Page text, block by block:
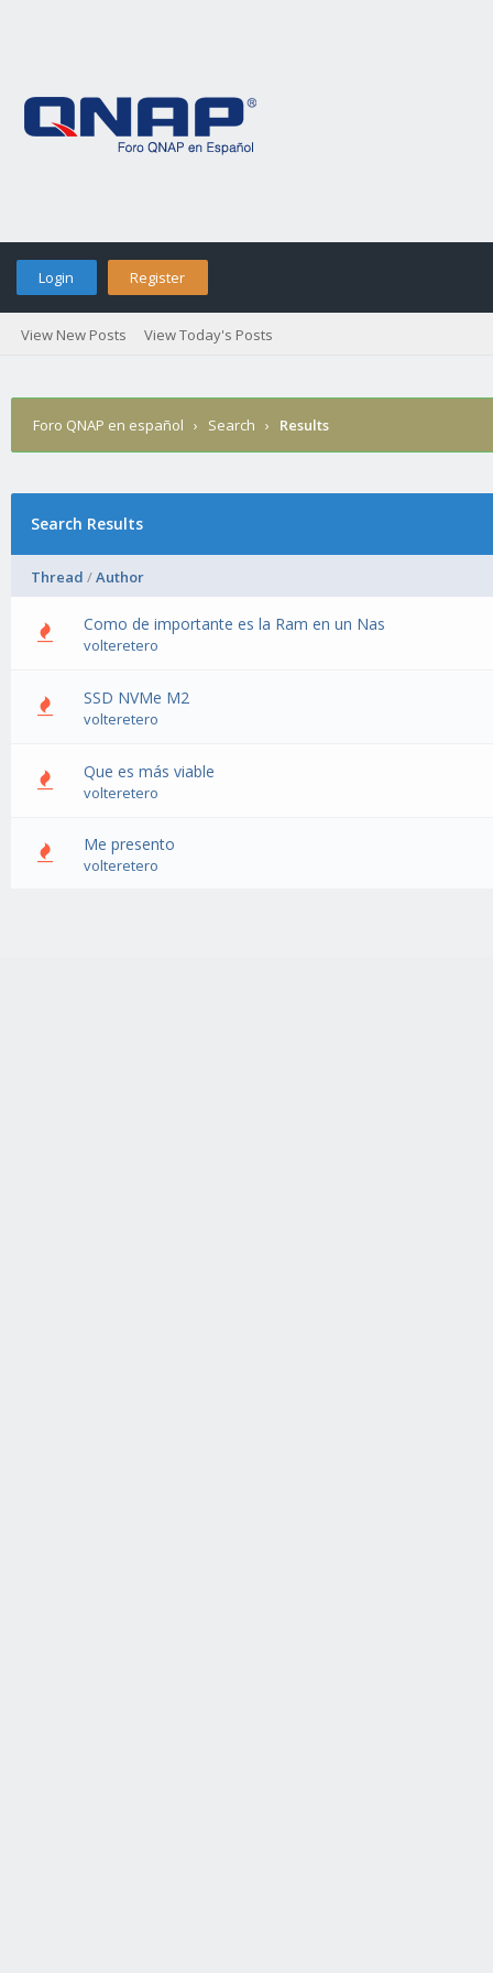
Login Register
View New Posts View Today's Posts
Foro QNAP en español › Search › Results
Search Results
Thread /Author
Como de importante es la Ram en un Nas
volteretero
SSD NVMe M2
volteretero
Que es más viable
volteretero
Me presento
volteretero